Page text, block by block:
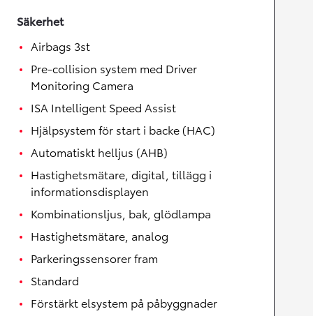
Säkerhet
Airbags 3st
Pre-collision system med Driver
Monitoring Camera
ISA Intelligent Speed Assist
Hjälpsystem för start i backe (HAC)
Automatiskt helljus (AHB)
Hastighetsmätare, digital, tillägg i
informationsdisplayen
Kombinationsljus, bak, glödlampa
Hastighetsmätare, analog
Parkeringssensorer fram
Standard
Förstärkt elsystem på påbyggnader